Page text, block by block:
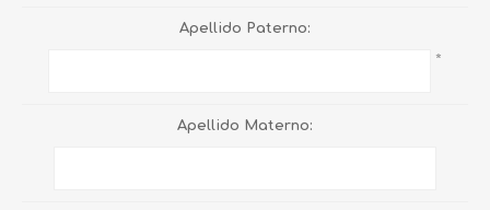
Apellido Paterno:
*
Apellido Materno: